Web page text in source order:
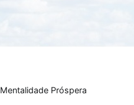
Mentalidade Próspera